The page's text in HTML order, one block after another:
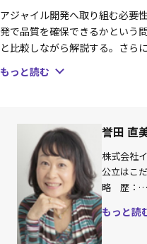
アジャイル開発へ取り組む必要
発で品質を確保できるかという
と比較しながら解説する。さら
もっと読む
誉田 直
株式会社
公立はこ
略 歴：
およびア
もっと読